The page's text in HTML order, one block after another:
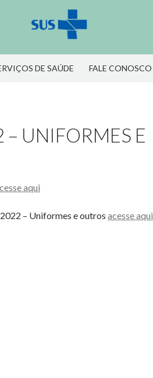
DE SAÚDE FALE CONOSCO
– UNIFORMES E
aqui
– Uniformes e outrosacesse aqui